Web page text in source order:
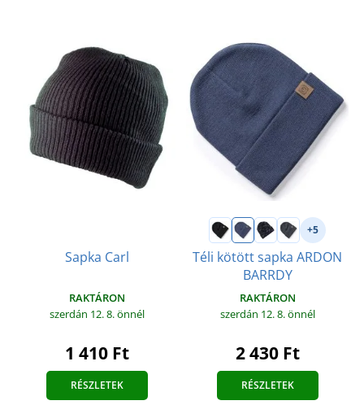
Sapka Carl
RAKTÁRON
szerdán 12. 8.önnél
1 410 Ft
RÉSZLETEK
+5
Téli kötött sapka ARDON
BARRDY
RAKTÁRON
szerdán 12. 8.önnél
2 430 Ft
RÉSZLETEK